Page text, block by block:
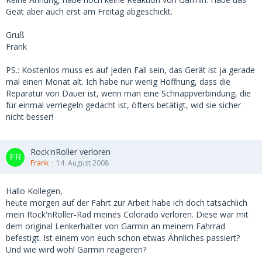
Geät aber auch erst am Freitag abgeschickt.
Gruß
Frank
PS.: Kostenlos muss es auf jeden Fall sein, das Gerät ist ja gerade
mal einen Monat alt. Ich habe nur wenig Hoffnung, dass die
Reparatur von Dauer ist, wenn man eine Schnappverbindung, die
für einmal verriegeln gedacht ist, öfters betätigt, wid sie sicher
nicht besser!
Rock'nRoller verloren
Frank 14. August 2008
Hallo Kollegen,
heute morgen auf der Fahrt zur Arbeit habe ich doch tatsächlich
mein Rock'nRoller-Rad meines Colorado verloren. Diese war mit
dem original Lenkerhalter von Garmin an meinem Fahrrad
befestigt. Ist einem von euch schon etwas Ähnliches passiert?
Und wie wird wohl Garmin reagieren?